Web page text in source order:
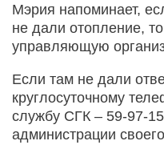
Мэрия напоминает,
не дали отопление,
управляющую
Если там не дали
круглосуточному
службу СГК – 59-97-
администрации